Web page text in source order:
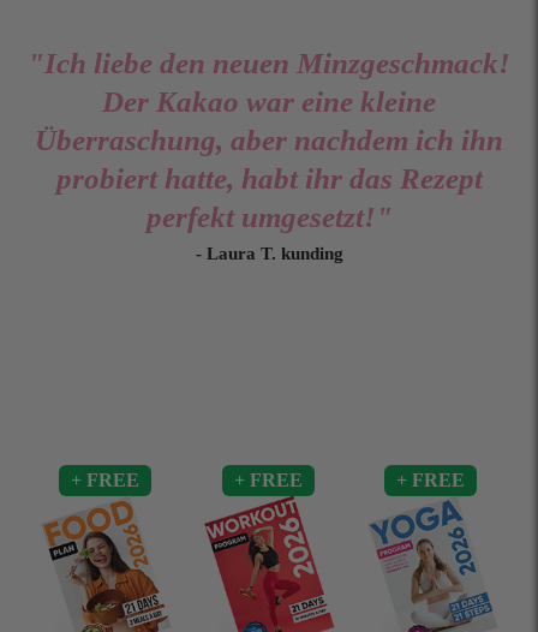
"Ich liebe den neuen Minzgeschmack!
Der Kakao war eine kleine
Überraschung, aber nachdem ich ihn
probiert hatte, habt ihr das Rezept
perfekt umgesetzt!"
- Laura T. kunding